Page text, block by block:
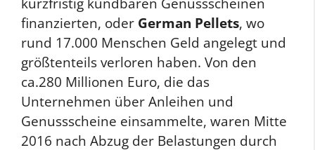
finanzierten, oder German Pellets, wo
rund 17.000 Menschen Geld angelegt und
größtenteils verloren haben. Von den
ca.280 Millionen Euro, die das
Unternehmen über Anleihen und
Genussscheine einsammelte, waren Mitte
2016 nach Abzug der Belastungen durch